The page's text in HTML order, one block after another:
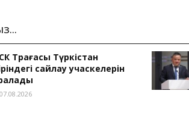
Төрағасы Түркістан
сайлау учаскелерін